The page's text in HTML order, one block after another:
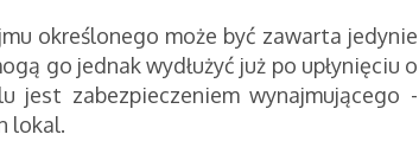
określonego może być zawarta jedynie
go jednak wydłużyć już po upłynięciu o
jest zabezpieczeniem wynajmującego -
lokal.